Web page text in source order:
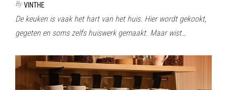
By VINTHE
De keuken is vaak het hart van het huis. Hier wordt gekookt,
gegeten en soms zelfs huiswerk gemaakt. Maar wist…